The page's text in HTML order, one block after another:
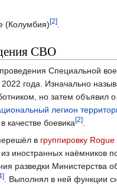
(Колумбия)[2].
СВО
Специальной
года. Изначально
но затем объявил о
легион
качестве боевика[2].
в группировку Rogue
иностранных наёмников
разведки Министерства
. Выполнял в ней функции